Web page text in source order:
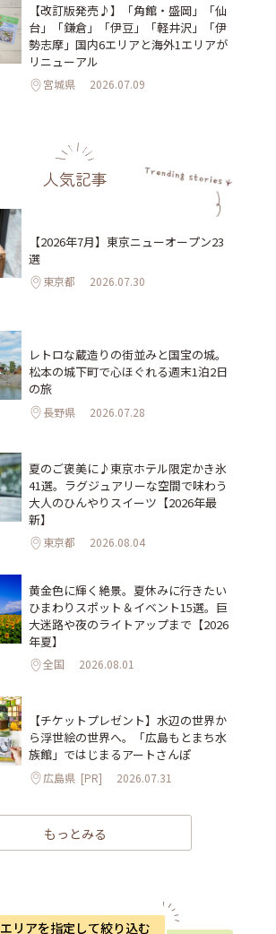
【改訂版発売♪】「角館・盛岡」「仙
台」「鎌倉」「伊豆」「軽井沢」「伊
勢志摩」国内6エリアと海外1エリアが
リニューアル
宮城県 2026.07.09
人気記事
【2026年7月】東京ニューオープン23
選
東京都 2026.07.30
レトロな蔵造りの街並みと国宝の城。
松本の城下町で心ほぐれる週末1泊2日
の旅
長野県 2026.07.28
夏のご褒美に♪東京ホテル限定かき氷
41選。ラグジュアリーな空間で味わう
大人のひんやりスイーツ【2026年最
新】
東京都 2026.08.04
黄金色に輝く絶景。夏休みに行きたい
ひまわりスポット＆イベント15選。巨
大迷路や夜のライトアップまで【2026
年夏】
全国 2026.08.01
【チケットプレゼント】水辺の世界か
ら浮世絵の世界へ。「広島もとまち水
族館」ではじまるアートさんぽ
広島県 [PR] 2026.07.31
もっとみる
エリアを指定して絞り込む